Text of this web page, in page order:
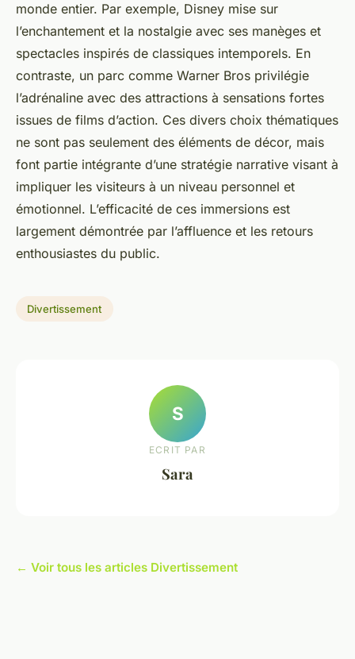
monde entier. Par exemple, Disney mise sur
l’enchantement et la nostalgie avec ses manèges et
spectacles inspirés de classiques intemporels. En
contraste, un parc comme Warner Bros privilégie
l’adrénaline avec des attractions à sensations fortes
issues de films d’action. Ces divers choix thématiques
ne sont pas seulement des éléments de décor, mais
font partie intégrante d’une stratégie narrative visant à
impliquer les visiteurs à un niveau personnel et
émotionnel. L’efficacité de ces immersions est
largement démontrée par l’affluence et les retours
enthousiastes du public.
Divertissement
S
ECRIT PAR
Sara
← Voir tous les articles Divertissement